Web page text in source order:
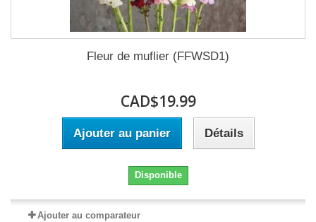
Fleur de muflier (FFWSD1)
CAD$19.99
Ajouter au panier Détails
Disponible
Ajouter au comparateur